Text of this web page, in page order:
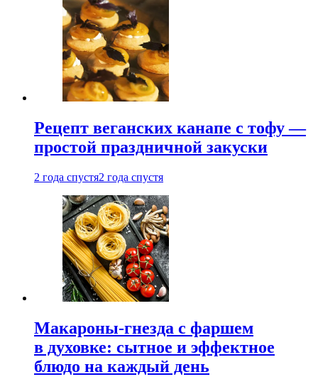
Рецепт веганских канапе с тофу —
простой праздничной закуски
2 года спустя2 года спустя
Макароны-гнезда с фаршем
в духовке: сытное и эффектное
блюдо на каждый день